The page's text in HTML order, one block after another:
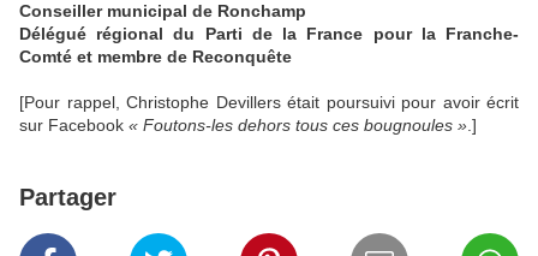
Conseiller municipal de Ronchamp
Délégué régional du Parti de la France pour la Franche-
Comté et membre de Reconquête
[Pour rappel, Christophe Devillers était poursuivi pour avoir écrit
sur Facebook « Foutons-les dehors tous ces bougnoules » .]
Partager